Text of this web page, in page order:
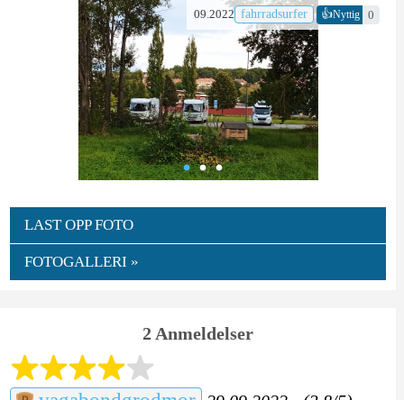
09.2022 fahrradsurfer 👍Nyttig 0
LAST OPP FOTO
FOTOGALLERI »
2 Anmeldelser